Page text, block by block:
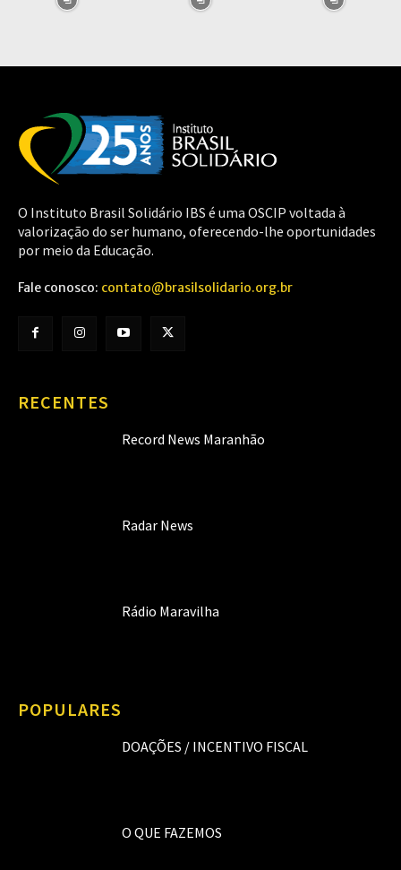
O Instituto Brasil Solidário IBS é uma OSCIP voltada à
valorização do ser humano, oferecendo-lhe oportunidades
por meio da Educação.
Fale conosco: contato@brasilsolidario.org.br
RECENTES
Record News Maranhão
Radar News
Rádio Maravilha
POPULARES
DOAÇÕES / INCENTIVO FISCAL
O QUE FAZEMOS